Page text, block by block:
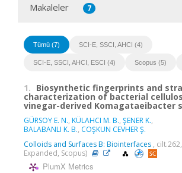
Makaleler 7
Tümü (7) SCI-E, SSCI, AHCI (4)
SCI-E, SSCI, AHCI, ESCI (4) Scopus (5)
1. Biosynthetic fingerprints and
characterization of bacterial
vinegar-derived Komagataeibacter
GÜRSOY E. N., KÜLAHCI M. B., ŞENER K.,
BALABANLI K. B., COŞKUN CEVHER Ş.
Colloids and Surfaces B: Biointerfaces ,
Expanded, Scopus)
PlumX Metrics